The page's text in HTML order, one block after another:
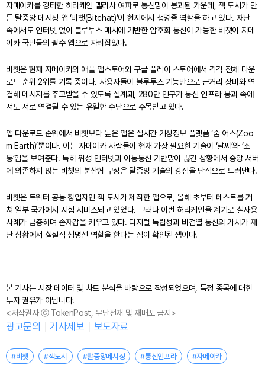
자메이카를 강타한 허리케인 멜리사 여파로 통신망이 붕괴된 가운데, 잭 도시가 만
든 탈중앙 메시징 앱 ‘비챗(Bitchat)’이 현지에서 생명줄 역할을 하고 있다. 재난
속에서도 인터넷 없이 블루투스 메시에 기반한 암호화 통신이 가능한 비챗이 자메
이카 국민들의 필수 앱으로 자리잡았다.
비챗은 현재 자메이카의 애플 앱스토어와 구글 플레이 스토어에서 각각 전체 다운
로드 순위 2위를 기록 중이다. 사용자들이 블루투스 기능만으로 근거리 장비와 연
결해 메시지를 주고받을 수 있도록 설계돼, 280만 인구가 통신 인프라 붕괴 속에
서도 서로 연결될 수 있는 유일한 수단으로 주목받고 있다.
앱 다운로드 순위에서 비챗보다 높은 앱은 실시간 기상정보 플랫폼 ‘줌 어스(Zoo
m Earth)’뿐이다. 이는 자메이카 사람들이 현재 가장 필요한 기술이 ‘날씨’와 ‘소
통’임을 보여준다. 특히 위성 인터넷과 이동통신 기반망이 끊긴 상황에서 중앙 서버
에 의존하지 않는 비챗의 분산형 구성은 탈중앙 기술의 강점을 단적으로 드러낸다.
비챗은 트위터 공동 창업자인 잭 도시가 제작한 앱으로, 올해 초부터 테스트를 거
쳐 일부 국가에서 시험 서비스되고 있었다. 그러나 이번 허리케인을 계기로 실사용
사례가 급증하며 존재감을 키우고 있다. 디지털 독립성과 비검열 통신의 가치가 재
난 상황에서 실질적 생명선 역할을 한다는 점이 확인된 셈이다.
본 기사는 시장 데이터 및 차트 분석을 바탕으로 작성되었으며, 특정 종목에 대한
투자 권유가 아닙니다.
<저작권자 ⓒ TokenPost, 무단전재 및 재배포 금지>
광고문의 기사제보 보도자료
#비챗 #잭도시 #탈중앙메시징 #통신인프라 #자메이카